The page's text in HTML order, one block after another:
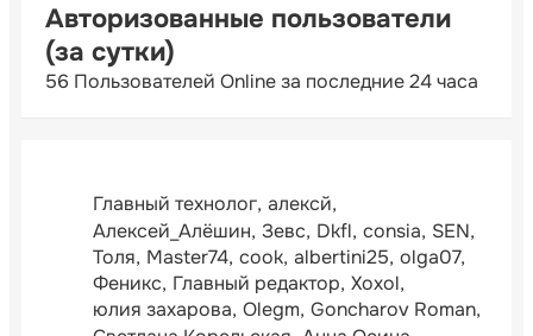
Авторизованные пользователи
(за сутки)
56 Пользователей Online за последние 24 часа
Главный технолог алексй
Алексей_Алёшин Зевс Dkfl consia SEN
Толя Master74 cook albertini25 olga07
Феникс Главный редактор Xoxol
юлия захарова Olegm Goncharov Roman